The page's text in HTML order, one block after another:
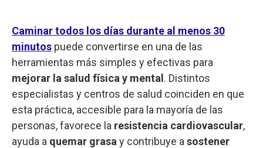
Caminar todos los días durante al menos 30
minutos puede convertirse en una de las
herramientas más simples y efectivas para
mejorar la salud física y mental . Distintos
especialistas y centros de salud coinciden en que
esta práctica, accesible para la mayoría de las
personas, favorece la resistencia cardiovascular,
ayuda a quemar grasa y contribuye a sostener